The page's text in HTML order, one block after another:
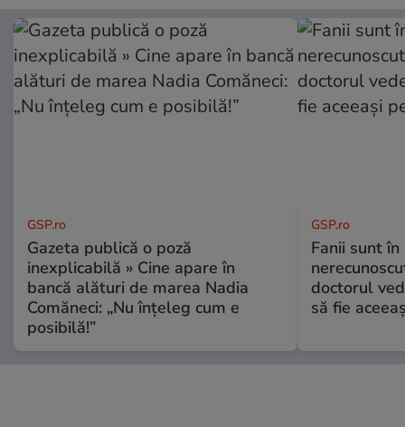
GSP.ro
Gazeta publică o poză
inexplicabilă » Cine apare în
bancă alături de marea Nadia
Comăneci: „Nu înțeleg cum e
posibilă!”
GSP.ro
Fanii sunt în
doctorul
să fie